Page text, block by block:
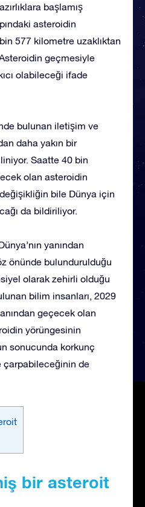
başlamış
asteroidin
577 kilometre uzaklıktan
geçmesiyle
olabileceği ifade
bulunan iletişim ve
daha yakın bir
Saatte 40 bin
olan asteroidin
bile Dünya için
da bildiriliyor.
yanından
önünde bulundurulduğu
olarak zehirli olduğu
bilim insanları, 2029
geçecek olan
yörüngesinin
sonucunda korkunç
çarpabileceğinin de
bir asteroit